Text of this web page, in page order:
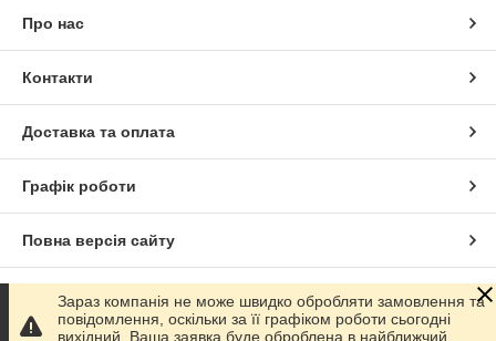
Про нас
Контакти
Доставка та оплата
Графік роботи
Повна версія сайту
Сайт створено на маркетплейсі Prom.ua
Зараз компанія не може швидко обробляти замовлення та
повідомлення, оскільки за її графіком роботи сьогодні
вихідний. Ваша заявка буде оброблена в найближчий